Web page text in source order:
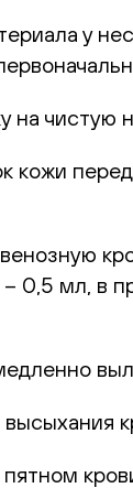
у
чистую
кожи
0,5 мл, в